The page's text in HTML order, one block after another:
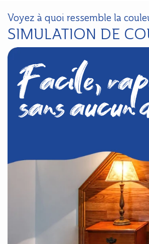
Voyez à quoi ressemble la
SIMULATION DE
Facile,
sans aucun